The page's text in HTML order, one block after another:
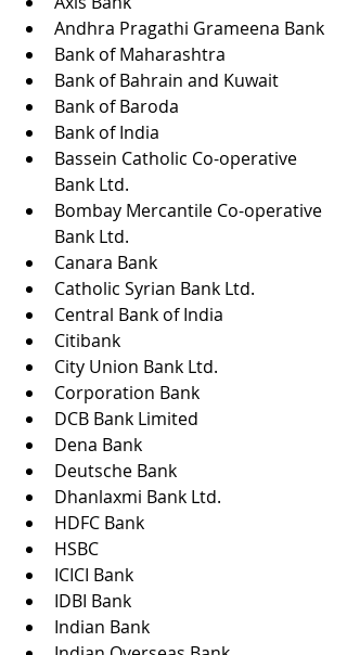
Andhra Pragathi Grameena Bank
Bank of Maharashtra
Bank of Bahrain and Kuwait
Bank of Baroda
Bank of India
Bassein Catholic Co-operative
Bank Ltd.
Bombay Mercantile Co-operative
Bank Ltd.
Canara Bank
Catholic Syrian Bank Ltd.
Central Bank of India
Citibank
City Union Bank Ltd.
Corporation Bank
DCB Bank Limited
Dena Bank
Deutsche Bank
Dhanlaxmi Bank Ltd.
HDFC Bank
HSBC
ICICI Bank
IDBI Bank
Indian Bank